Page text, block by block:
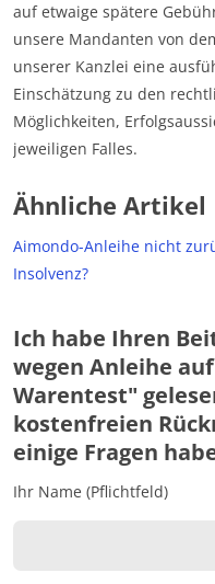
auf etwaige spätere
unsere Mandanten von
unserer Kanzlei eine
Einschätzung zu den
Möglichkeiten,
jeweiligen Falles.
Ähnliche Artikel
Aimondo-Anleihe nicht
Insolvenz?
Ich habe Ihren
wegen Anleihe
Warentest"
kostenfreien
einige Fragen
Ihr Name (Pflichtfeld)